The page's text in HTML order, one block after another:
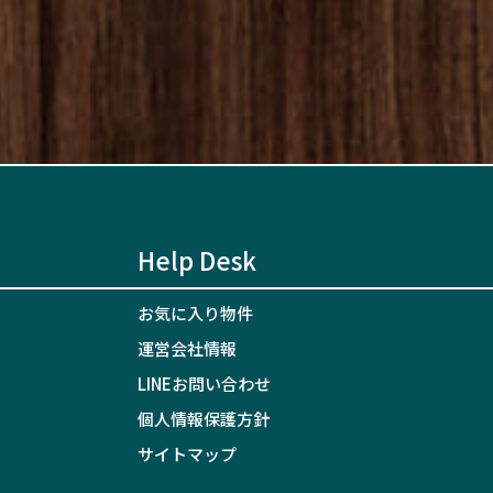
Help Desk
お気に入り物件
運営会社情報
LINEお問い合わせ
個人情報保護方針
サイトマップ